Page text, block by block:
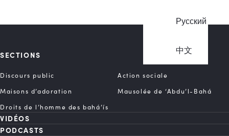
Русский
中文
SECTIONS
Discours public
Action sociale
Maisons d’adoration
Mausolée de ‘Abdu’l-Bahá
Droits de l’homme des bahá’ís
VIDÉOS
PODCASTS